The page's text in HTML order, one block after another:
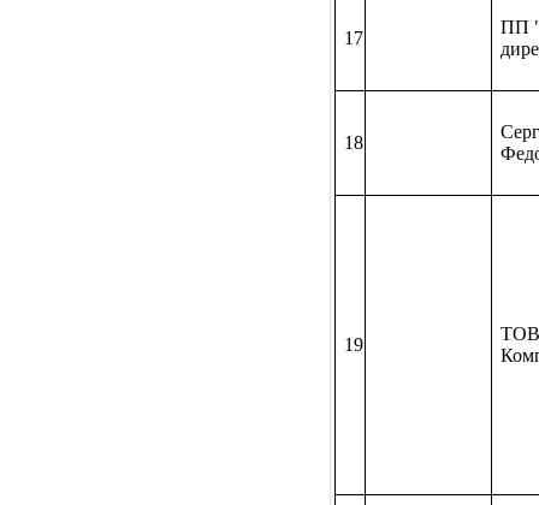
17
ПП
18
19
ТОВ